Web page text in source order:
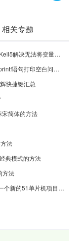
相关专题
Keil5怎么解决无法将变量或函数Go To到定义处-Keil5解决无法将变量或函数Go To到定义处的方法
Keil5怎么解决printf语句打印空白问题-Keil5解决printf语句打印空白问题的方法
快捷键汇总
简体的方法
法
典模式的方法
方法
Keil5怎么创建一个新的51单片机项目-Keil5创建一个新的51单片机项目的方法